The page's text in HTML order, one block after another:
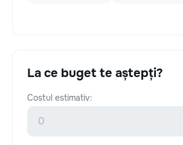
La ce buget te aștepți?
Costul estimativ: